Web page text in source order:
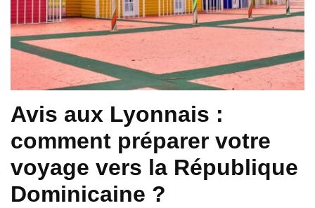
Avis aux Lyonnais :
comment préparer votre
voyage vers la République
Dominicaine ?